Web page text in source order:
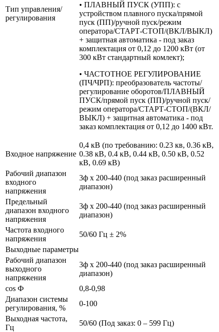
Тип управления/
регулирования
• ПЛАВНЫЙ ПУСК (УПП): с
устройством плавного пуска/прямой
пуск (ПП)/ручной пуск/режим
оператора/СТАРТ-СТОП/(ВКЛ/ВЫКЛ)
+ защитная автоматика - под заказ
комплектация от 0,12 до 1200 кВт (от
300 кВт стандартный комлект);
• ЧАСТОТНОЕ РЕГУЛИРОВАНИЕ
(ПЧ/ЧРП): преобразователь частоты/
регулирование оборотов/ПЛАВНЫЙ
ПУСК/прямой пуск (ПП)/ручной пуск/
режим оператора/СТАРТ-СТОП/(ВКЛ/
ВЫКЛ) + защитная автоматика - под
заказ комплектация от 0,12 до 1400 кВт.
Входное напряжение
0,4 кВ (по требованию: 0.23 кв, 0.36 кВ,
0.38 кВ, 0.4 кВ, 0.44 кВ, 0.50 кВ, 0.52
кВ, 0.69 кВ)
Рабочий диапазон
входного
напряжения
3ф х 200-440 (под заказ расширенный
диапазон)
Предельный
диапазон входного
напряжения
3ф х 200-440 (под заказ расширенный
диапазон)
Частота входного
напряжения
50/60 Гц ± 2%
Выходные параметры
Рабочий диапазон
выходного
напряжения
3ф х 200-440 (под заказ расширенный
диапазон)
cos Ф
0,8-0,98
Диапазон системы
регулирования, %
0-100
Выходная частота,
Гц
50/60 (Под заказ: 0 – 599 Гц)